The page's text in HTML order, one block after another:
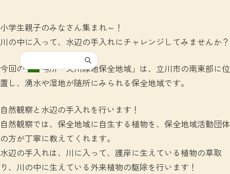
小学生親子のみなさん集まれ～！
川の中に入って、水辺の手入れにチャレンジしてみませんか？
今回の活動場所「矢川緑地保全地域」は、立川市の南東部に位
置し、湧水や湿地が随所にみられる保全地域です。
自然観察と水辺の手入れを行います！
自然観察では、保全地域に自生する植物を、保全地域活動団体
の方が丁寧に教えてくれます。
水辺の手入れは、川に入って、護岸に生えている植物の草取
り、川の中に生えている外来植物の駆除を行います！